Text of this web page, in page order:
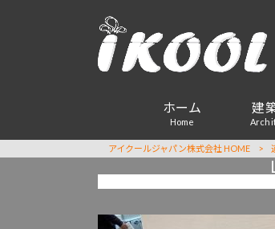
ホーム
Home
建
アイクールジャパン株式会社 HOME >